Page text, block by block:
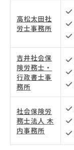
高松太田社
労士事務所
吉井社会保
険労務士・
行政書士事
務所
社会保険労
務士法人 木
内事務所